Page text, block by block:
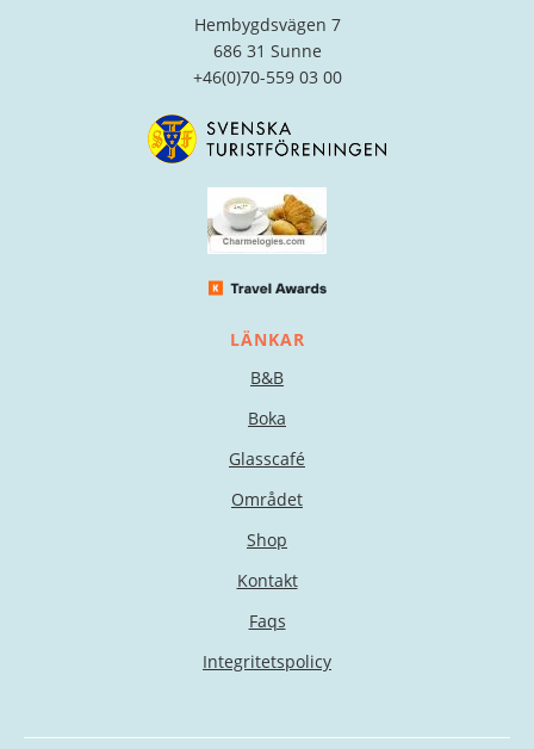
Hembygdsvägen 7
686 31 Sunne
+46(0)70-559 03 00
LÄNKAR
B&B
Boka
Glasscafé
Området
Shop
Kontakt
Faqs
Integritetspolicy